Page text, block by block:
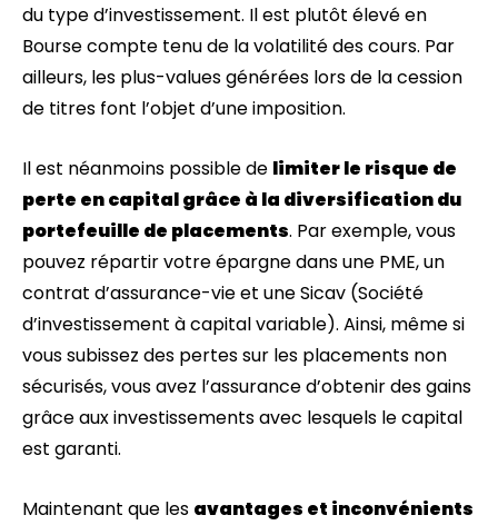
du type d’investissement. Il est plutôt élevé en
Bourse compte tenu de la volatilité des cours. Par
ailleurs, les plus-values générées lors de la cession
de titres font l’objet d’une imposition.
Il est néanmoins possible de limiter le risque de
perte en capital grâce à la diversification du
portefeuille de placements. Par exemple, vous
pouvez répartir votre épargne dans une PME, un
contrat d’assurance-vie et une Sicav (Société
d’investissement à capital variable). Ainsi, même si
vous subissez des pertes sur les placements non
sécurisés, vous avez l’assurance d’obtenir des gains
grâce aux investissements avec lesquels le capital
est garanti.
Maintenant que les avantages et inconvénients